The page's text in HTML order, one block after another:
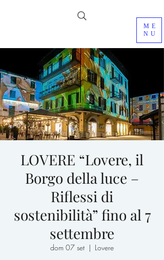
ME
NU
LOVERE “Lovere, il
Borgo della luce –
Riflessi di
sostenibilità” fino al 7
settembre
dom 07 set
  |
Lovere